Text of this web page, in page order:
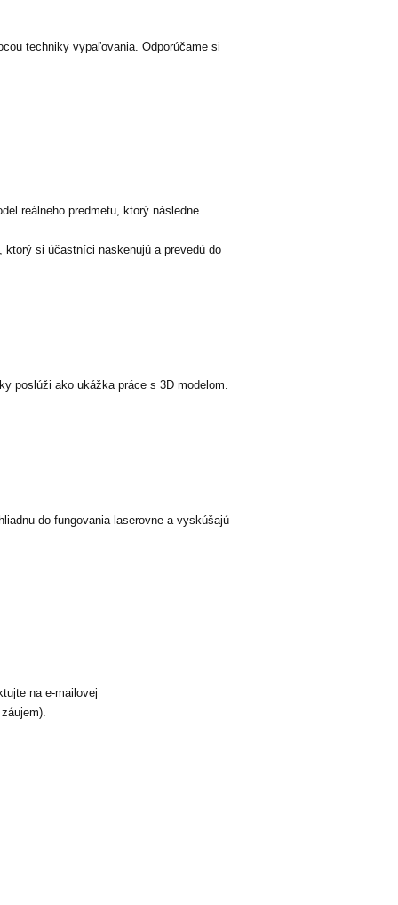
techniky vypaľovania. Odporúčame si
reálneho predmetu, ktorý následne
si účastníci naskenujú a prevedú do
poslúži ako ukážka práce s 3D modelom.
do fungovania laserovne a vyskúšajú
na e-mailovej